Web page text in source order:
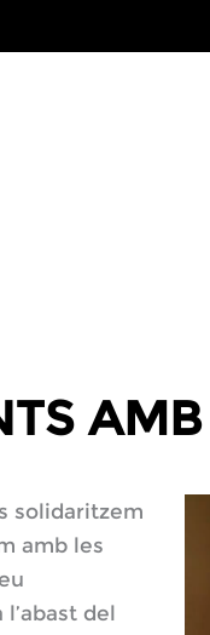
solidaritzem
amb les
del